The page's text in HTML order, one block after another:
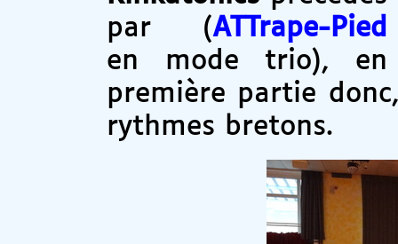
par (ATTrape-Pied
en mode trio), en
première partie
rythmes bretons.